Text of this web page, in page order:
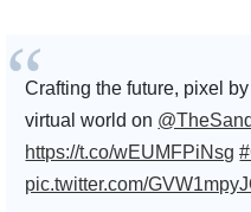
Crafting the future, pixel
virtual world on
https://t.co/wEUMFPiNsg
pic.twitter.com/